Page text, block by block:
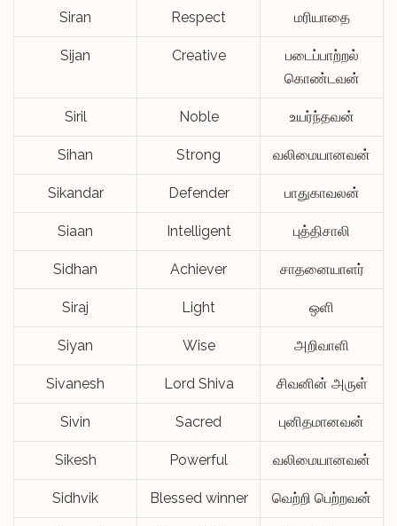
Siran Respect மரியாதை
Sijan Creative
படைப்பாற்றல்
கொண்டவன்
Siril Noble உயர்ந்தவன்
Sihan Strong வலிமையானவன்
Sikandar Defender பாதுகாவலன்
Siaan Intelligent புத்திசாலி
Sidhan Achiever சாதனையாளர்
Siraj Light ஒளி
Siyan Wise அறிவாளி
Sivanesh Lord Shiva சிவனின் அருள்
Sivin Sacred புனிதமானவன்
Sikesh Powerful வலிமையானவன்
Sidhvik Blessed winner வெற்றி பெற்றவன்